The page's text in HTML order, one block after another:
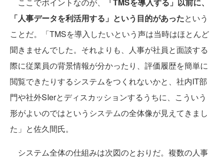
「人事データを利活用する」という目的があったという
ことだ。「TMSを導入したいという声は当時はほとんど
聞きませんでした。それよりも、人事が社員と面談する
際に従業員の背景情報が分かったり、評価履歴を簡単に
閲覧できたりするシステムをつくれないかと、社内IT部
門や社外SIerとディスカッションするうちに、こういう
形がよいのではというシステムの全体像が見えてきまし
た」と佐久間氏。
システム全体の仕組みは次図のとおりだ。複数の人事